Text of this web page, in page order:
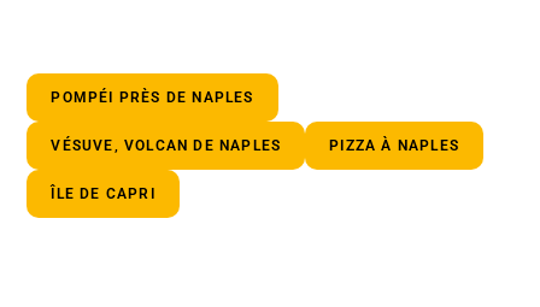
POMPÉI PRÈS DE NAPLES
VÉSUVE, VOLCAN DE NAPLES PIZZA À NAPLES
ÎLE DE CAPRI